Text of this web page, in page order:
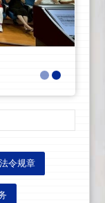
法令规章